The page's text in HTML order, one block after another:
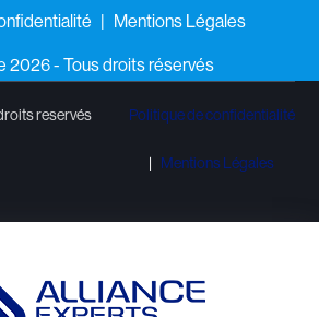
Mentions Légales
2026 - Tous droits réservés
reservés Politique de confidentialité
Mentions Légales